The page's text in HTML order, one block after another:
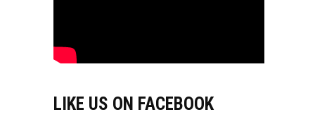
LIKE US ON FACEBOOK